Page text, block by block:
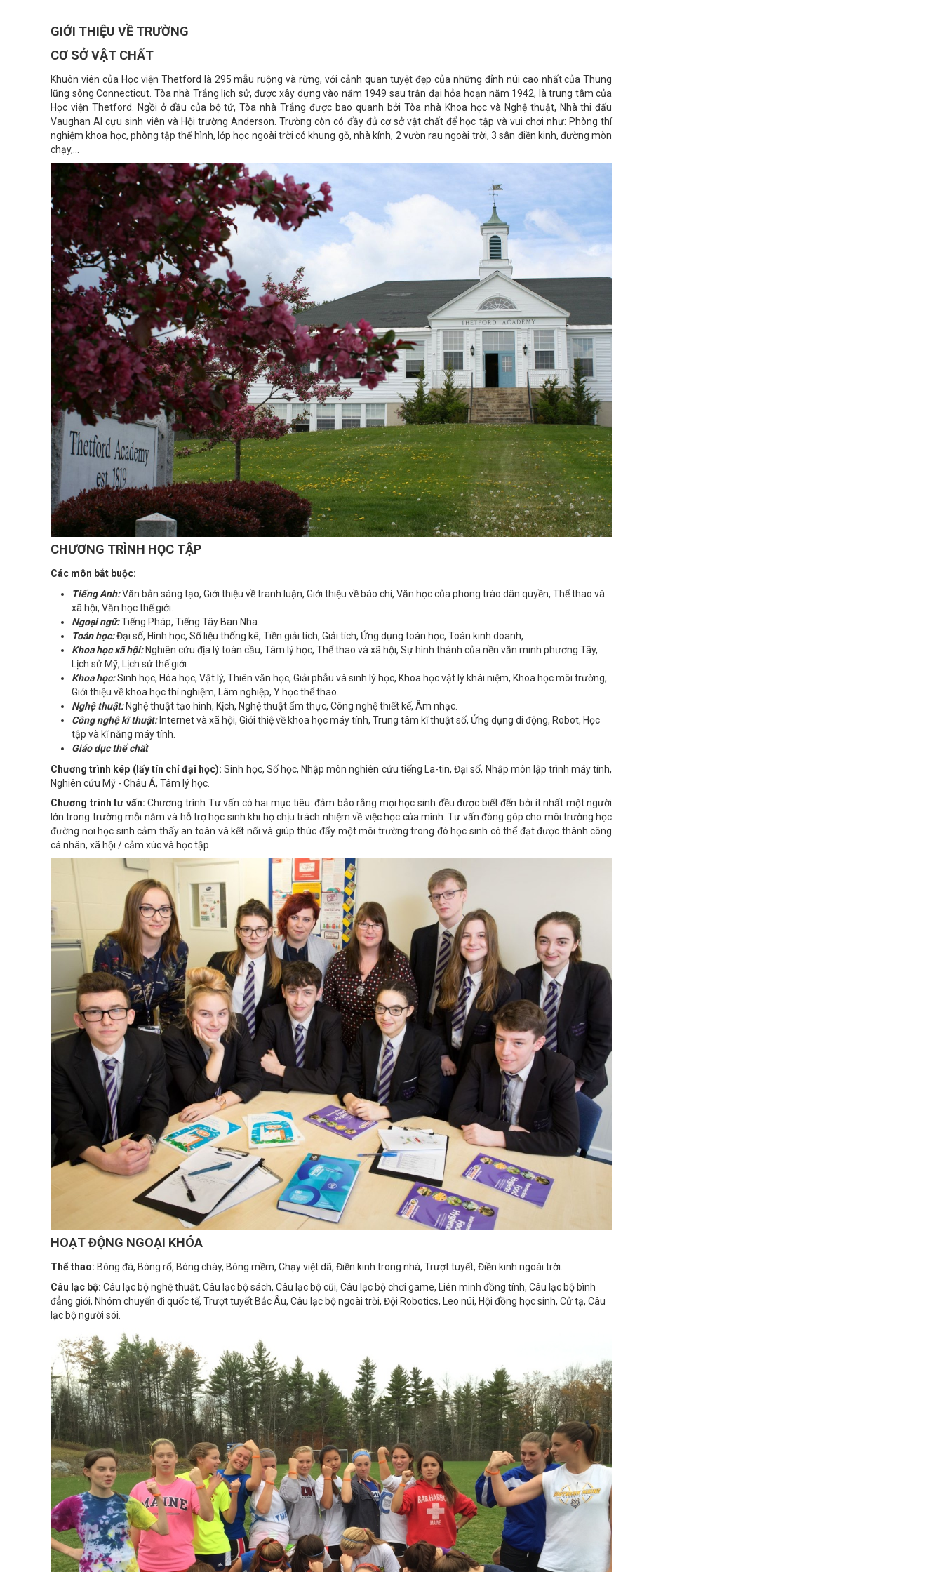
GIỚI THIỆU VỀ TRƯỜNG
CƠ SỞ VẬT CHẤT
Khuôn viên của Học viện Thetford là 295 mẫu ruộng và rừng, với cảnh quan tuyệt đẹp của những đỉnh núi cao nhất của Thung
lũng sông Connecticut. Tòa nhà Trắng lịch sử, được xây dựng vào năm 1949 sau trận đại hỏa hoạn năm 1942, là trung tâm của
Học viện Thetford.
Ngồi ở đầu của bộ tứ, Tòa nhà Trắng được bao quanh bởi Tòa nhà Khoa học và Nghệ thuật, Nhà thi đấu
Vaughan Al cựu sinh viên và Hội trường Anderson. Trường còn có đầy đủ cơ sở vật chất để học tập và vui chơi như: Phòng thí
nghiệm khoa học, phòng tập thể hình, l ớp học ngoài trời có khung gỗ, nhà kính, 2 vườn rau ngoài trời, 3 sân điền kinh, đường mòn
chạy,...
CHƯƠNG TRÌNH HỌC TẬP
Các môn bắt buộc:
Tiếng Anh:Văn bản sáng tạo, Giới thiệu về tranh luận, Giới thiệu về báo chí, Văn học của phong trào dân quyền, Thể thao và
xã hội, Văn học thế giới.
Ngoại ngữ:Tiếng Pháp, Tiếng Tây Ban Nha.
Toán học:Đại số, Hình học, Số liệu thống kê, Tiền giải tích, Giải tích, Ứng dụng toán học, Toán kinh doanh,
Khoa học xã hội:Nghiên cứu địa lý toàn cầu, Tâm lý học, Thể thao và xã hội, Sự hình thành của nền văn minh phương Tây,
Lịch sử Mỹ, Lịch sử thế giới.
Khoa học:Sinh học, Hóa học, Vật lý, Thiên văn học, Giải phẫu và sinh lý học, Khoa học vật lý khái niệm, Khoa học môi trường,
Giới thiệu về khoa học thí nghiệm, Lâm nghiệp, Y học thể thao.
Nghệ thuật:Nghệ thuật tạo hình, Kịch, Nghệ thuật ẩm thực, Công nghệ thiết kế, Âm nhạc.
Công nghệ kĩ thuật:Internet và xã hội, Giới thiệ về khoa học máy tính, Trung tâm kĩ thuật số, Ứng dụng di động, Robot, Học
tập và kĩ năng máy tính.
Giáo dục thể chất
Chương trình kép (lấy tín chỉ đại học):Sinh học, Số học, Nhập môn nghiên cứu tiếng La-tin, Đại số, Nhập môn lập trình máy tính,
Nghiên cứu Mỹ - Châu Á, Tâm lý học.
Chương trình tư vấn: Chương trình Tư vấn có hai mục tiêu: đảm bảo rằng mọi học sinh đều được biết đến bởi ít nhất một người
lớn trong trường mỗi năm và hỗ trợ học sinh khi họ chịu trách nhiệm về việc học của mình.Tư vấn đóng góp cho môi trường học
đường nơi học sinh cảm thấy an toàn và kết nối và giúp thúc đẩy một môi trường trong đó học sinh có thể đạt được thành công
cá nhân, xã hội / cảm xúc và học tập.
HOẠT ĐỘNG NGOẠI KHÓA
Thể thao: Bóng đá, Bóng rổ, Bóng chày, Bóng mềm, Chạy việt dã, Điền kinh trong nhà, Trượt tuyết, Điền kinh ngoài trời.
Câu lạc bộ: Câu lạc bộ nghệ thuật, Câu lạc bộ sách, Câu lạc bộ cũi, Câu lạc bộ chơi game, Liên minh đồng tính, Câu lạc bộ bình
đẳng giới, Nhóm chuyến đi quốc tế, Trượt tuyết Bắc Âu, Câu lạc bộ ngoài trời, Đội Robotics, Leo núi, Hội đồng học sinh, Cử tạ, Câu
lạc bộ người sói.